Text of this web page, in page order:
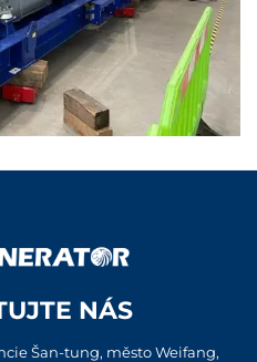
NÁS
Šan-tung, město Weifang,